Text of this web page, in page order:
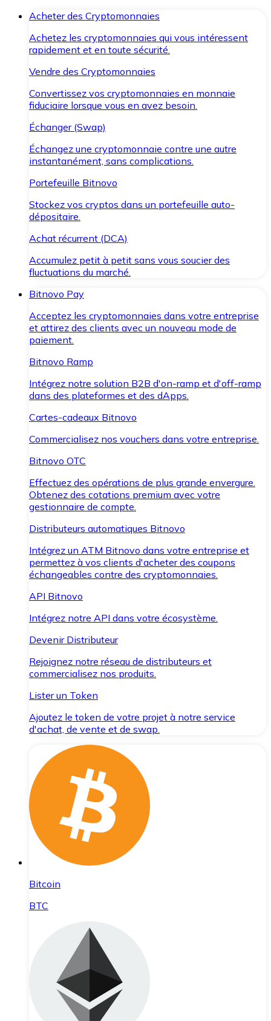
Acheter des Cryptomonnaies
Achetez les cryptomonnaies qui vous intéressent
rapidement et en toute sécurité.
Vendre des Cryptomonnaies
Convertissez vos cryptomonnaies en monnaie
fiduciaire lorsque vous en avez besoin.
Échanger (Swap)
Échangez une cryptomonnaie contre une autre
instantanément, sans complications.
Portefeuille Bitnovo
Stockez vos cryptos dans un portefeuille auto-
dépositaire.
Achat récurrent (DCA)
Accumulez petit à petit sans vous soucier des
fluctuations du marché.
Bitnovo Pay
Acceptez les cryptomonnaies dans votre entreprise
et attirez des clients avec un nouveau mode de
paiement.
Bitnovo Ramp
Intégrez notre solution B2B d'on-ramp et d'off-ramp
dans des plateformes et des dApps.
Cartes-cadeaux Bitnovo
Commercialisez nos vouchers dans votre entreprise.
Bitnovo OTC
Effectuez des opérations de plus grande envergure.
Obtenez des cotations premium avec votre
gestionnaire de compte.
Distributeurs automatiques Bitnovo
Intégrez un ATM Bitnovo dans votre entreprise et
permettez à vos clients d'acheter des coupons
échangeables contre des cryptomonnaies.
API Bitnovo
Intégrez notre API dans votre écosystème.
Devenir Distributeur
Rejoignez notre réseau de distributeurs et
commercialisez nos produits.
Lister un Token
Ajoutez le token de votre projet à notre service
d'achat, de vente et de swap.
Bitcoin
BTC